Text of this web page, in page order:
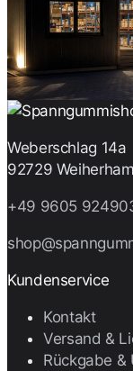
Weberschlag 14a
92729
+49 9605
Kundenservice
Kontakt
Versand &
Rückgabe &